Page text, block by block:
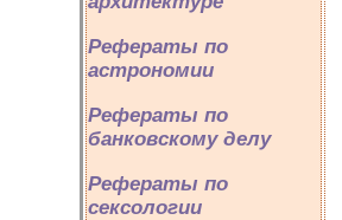
Рефераты по
астрономии
Рефераты по
банковскому делу
Рефераты по
сексологии